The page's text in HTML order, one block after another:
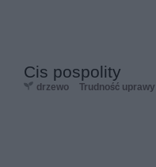
Cis pospolity
drzewo Trudność